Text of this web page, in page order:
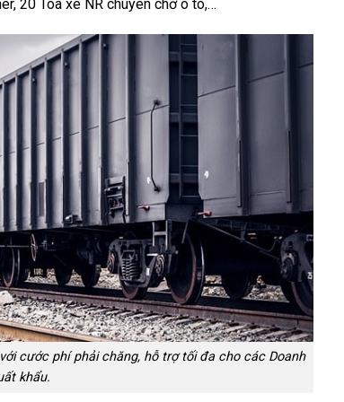
20 Toa xe NR chuyên chở ô tô,…
cước phí phải chăng, hỗ trợ tối đa cho các Doanh
khẩu.